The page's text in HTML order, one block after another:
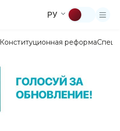
РУ
Конституционная реформа